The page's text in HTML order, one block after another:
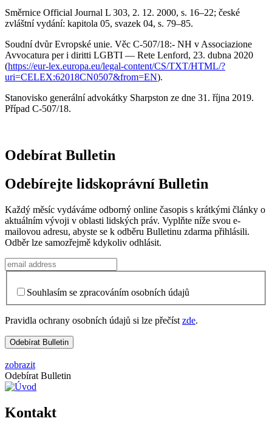
Směrnice Official Journal L 303, 2. 12. 2000, s. 16–22; české
zvláštní vydání: kapitola 05, svazek 04, s. 79–85.
Soudní dvůr Evropské unie. Věc C-507/18:- NH v Associazione
Avvocatura per i diritti LGBTI — Rete Lenford, 23. dubna 2020
(https://eur-lex.europa.eu/legal-content/CS/TXT/HTML/?
uri=CELEX:62018CN0507&from=EN).
Stanovisko generální advokátky Sharpston ze dne 31. října 2019.
Případ C-507/18.
Odebírat Bulletin
Odebírejte lidskoprávní Bulletin
Každý měsíc vydáváme odborný online časopis s krátkými články o
aktuálním vývoji v oblasti lidských práv. Vyplňte níže svou e-
mailovou adresu, abyste se k odběru Bulletinu zdarma přihlásili.
Odběr lze samozřejmě kdykoliv odhlásit.
Souhlasím se zpracováním osobních údajů
Pravidla ochrany osobních údajů si lze přečístzde.
zobrazit
Odebírat Bulletin
Kontakt